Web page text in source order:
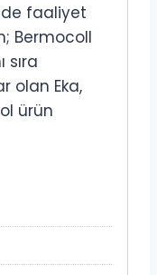
faaliyet
Bermocoll
sıra
olan Eka,
ürün